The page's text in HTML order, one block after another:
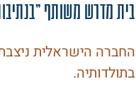
בית מדרש משותף
החברה הישראלית
בתולדותיה.